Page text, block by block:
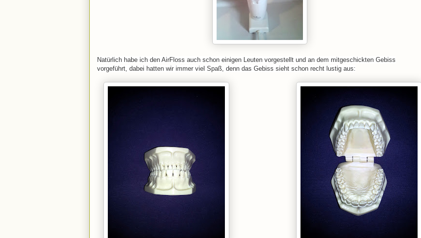
Natürlich habe ich den AirFloss auch schon einigen Leuten vorgestellt und an dem mitgeschickten Gebiss
vorgeführt, dabei hatten wir immer viel Spaß, denn das Gebiss sieht schon recht lustig aus: